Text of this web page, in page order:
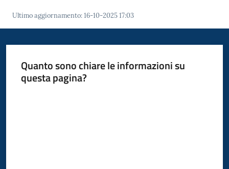
Vivere
San
Ultimo aggiornamento:16-10-2025 17:03
Quanto sono chiare le informazioni su
questa pagina?